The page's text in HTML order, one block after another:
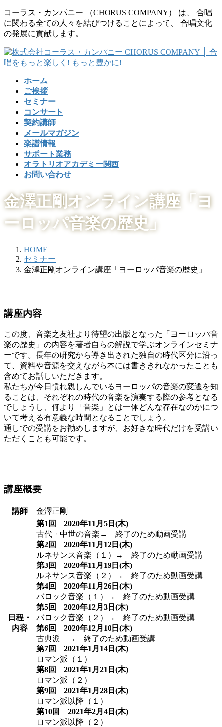
コ
ン
テ
ツ
に
ナ
ビ
ゲ
シ
ョ
コーラス・カンパニー （CHORUS COMPANY） は、 合唱
に関わる全ての人々を結びつけることによって、 合唱文化
の発展に貢献します。
ホーム
ご挨拶
セミナー
コンサート
契約講師
メールマガジン
楽譜情報
サポート業務
オラトリオアカデミー関西
お問い合わせ
金澤正剛オンライン講座「ヨ
ーロッパ音楽の歴史」
HOME
セミナー
金澤正剛オンライン講座「ヨーロッパ音楽の歴史」
講座内容
この度、音楽之友社より待望の出版となった「ヨーロッパ音
楽の歴史」の内容を著者自らの解説で学ぶオンラインセミナ
ーです。長年の研究から導き出された独自の時代区分に沿っ
て、資料や音源を交えながら本には書ききれなかったことも
含めてお話しいただきます。
私たちが今日慣れ親しんでいるヨーロッパの音楽の変遷を知
ることは、それぞれの時代の音楽を演奏する際の参考となる
でしょうし、何より「音楽」とは一体どんな存在なのかにつ
いて考える有意義な時間となることでしょう。
通しでの受講をお勧めしますが、お好きな時代だけを受講い
ただくことも可能です。
講座概要
講師 金澤正剛
日程・
内容
第1回 2020年11月5日(木)
古代・中世の音楽→ 終了のため動画受講
第2回 2020年11月12日(木)
ルネサンス音楽（１）→ 終了のため動画受講
第3回 2020年11月19日(木)
ルネサンス音楽（２）→ 終了のため動画受講
第4回 2020年11月26日(木)
バロック音楽（１）→ 終了のため動画受講
第5回 2020年12月3日(木)
バロック音楽（２）→ 終了のため動画受講
第6回 2020年12月10日(木)
古典派 → 終了のため動画受講
第7回 2021年1月14日(木)
ロマン派（１）
第8回 2021年1月21日(木)
ロマン派（２）
第9回 2021年1月28日(木)
ロマン派以降（１）
第10回 2021年2月4日(木)
ロマン派以降（２）